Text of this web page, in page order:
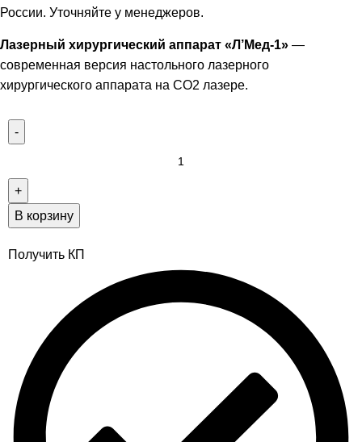
России. Уточняйте у менеджеров.
Лазерный хирургический аппарат «Л’Мед-1» —
современная версия настольного лазерного
хирургического аппарата на СО2 лазере.
В корзину
Получить КП